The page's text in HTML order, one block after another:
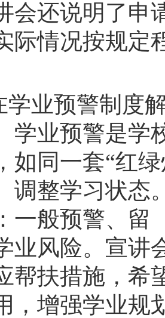
会还说明了申
际情况按规定
学业预警制度
学业预警是学
如同一套“红
调整学习状态
一般预警、留
业风险。宣讲
帮扶措施，希
，增强学业规